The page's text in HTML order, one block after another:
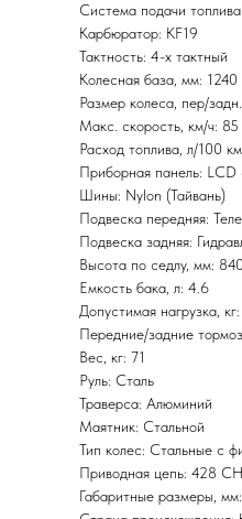
Система подачи
Карбюратор: KF19
Тактность: 4-x тактный
Колесная база, мм: 1240
Размер колеса, пер/
Макс. скорость, км/ч: 85
Расход топлива, л/100
Приборная панель: LCD
Шины: Nylon (Тайвань)
Подвеска передняя:
Подвеска задняя:
Высота по седлу, мм: 840
Емкость бака, л: 4.6
Допустимая нагрузка,
Передние/задние
Вес, кг: 71
Руль: Сталь
Траверса: Алюминий
Маятник: Стальной
Тип колес: Стальные с
Приводная цепь: 428
Габаритные размеры,